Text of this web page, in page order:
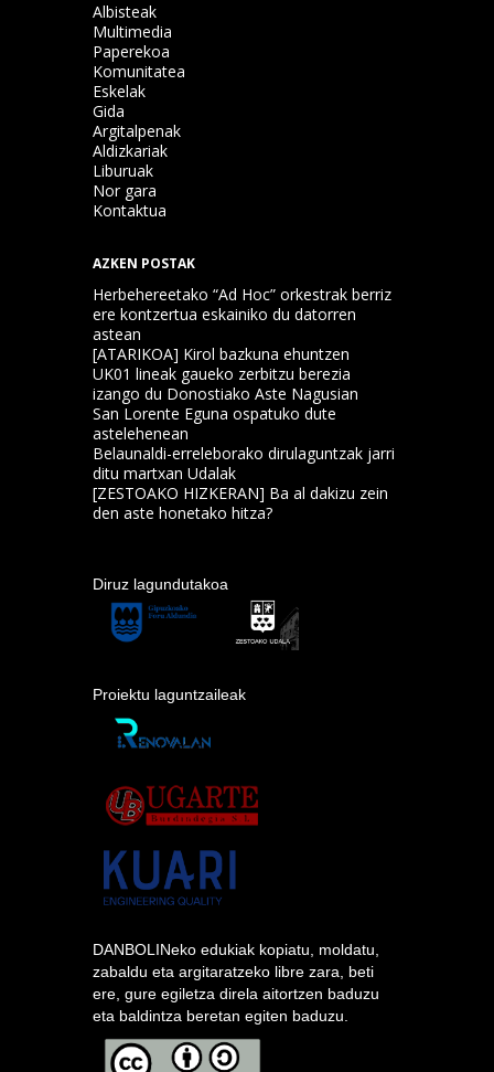
Albisteak
Multimedia
Paperekoa
Komunitatea
Eskelak
Gida
Argitalpenak
Aldizkariak
Liburuak
Nor gara
Kontaktua
AZKEN POSTAK
Herbehereetako “Ad Hoc” orkestrak berriz
ere kontzertua eskainiko du datorren
astean
[ATARIKOA] Kirol bazkuna ehuntzen
UK01 lineak gaueko zerbitzu berezia
izango du Donostiako Aste Nagusian
San Lorente Eguna ospatuko dute
astelehenean
Belaunaldi-erreleborako dirulaguntzak jarri
ditu martxan Udalak
[ZESTOAKO HIZKERAN] Ba al dakizu zein
den aste honetako hitza?
Diruz lagundutakoa
Proiektu laguntzaileak
DANBOLINeko edukiak kopiatu, moldatu,
zabaldu eta argitaratzeko libre zara, beti
ere, gure egiletza direla aitortzen baduzu
eta baldintza beretan egiten baduzu.